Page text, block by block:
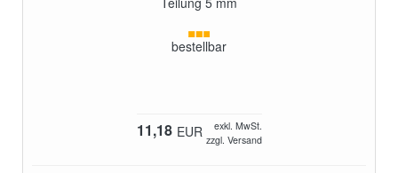
bestellbar
11,18 EUR
exkl. MwSt.
zzgl. Versand